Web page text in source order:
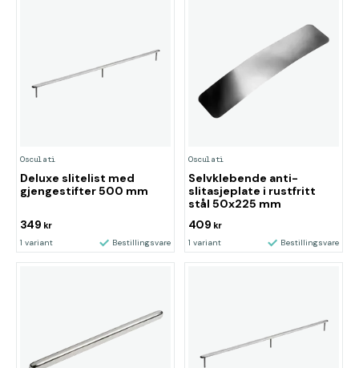
Osculati
Deluxe slitelist med
gjengestifter 500 mm
349 kr
1 variant Bestillingsvare
Osculati
Selvklebende anti-
slitasjeplate i rustfritt
stål 50x225 mm
409 kr
1 variant Bestillingsvare